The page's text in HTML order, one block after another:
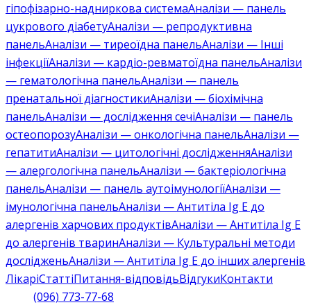
гіпофізарно-надниркова системаАналізи — панель
цукрового діабетуАналізи — репродуктивна
панельАналізи — тиреоїдна панельАналізи — Інші
інфекціїАналізи — кардіо-ревматоїдна панельАналізи
— гематологічна панельАналізи — панель
пренатальної діагностикиАналізи — біохімічна
панельАналізи — дослідження сечіАналізи — панель
остеопорозуАналізи — онкологічна панельАналізи —
гепатитиАналізи — цитологічні дослідженняАналізи
— алергологічна панельАналізи — бактеріологічна
панельАналізи — панель аутоімунологіїАналізи —
імунологічна панельАналізи — Антитіла Ig E до
алергенів харчових продуктівАналізи — Антитіла Ig E
до алергенів тваринАналізи — Культуральні методи
дослідженьАналізи — Антитіла Ig E до інших алергенів
ЛікаріСтаттіПитання-відповідьВідгукиКонтакти
(096) 773-77-68